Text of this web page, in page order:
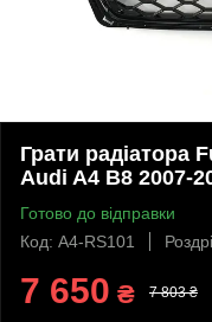
Грати радіатора
Audi A4 B8 2007-
Готово до відправки
Код: A4-RS101
7 650 ₴ 7 803 ₴